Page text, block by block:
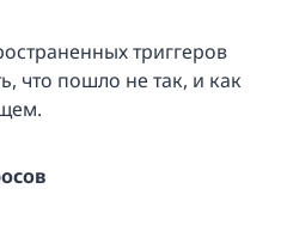
триггеров
что пошло не так, и как